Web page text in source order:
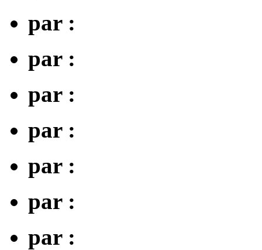
par :
par :
par :
par :
par :
par :
par :